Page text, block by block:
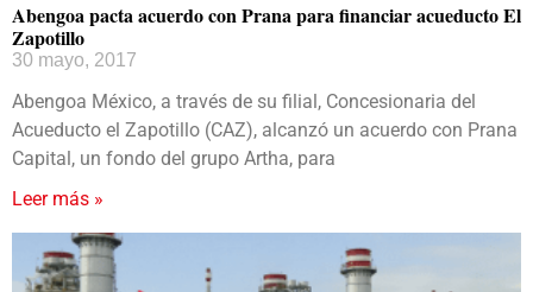
Abengoa pacta acuerdo con Prana para financiar acueducto El
Zapotillo
30 mayo, 2017
Abengoa México, a través de su filial, Concesionaria del
Acueducto el Zapotillo (CAZ), alcanzó un acuerdo con Prana
Capital, un fondo del grupo Artha, para
Leer más »